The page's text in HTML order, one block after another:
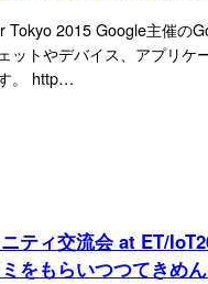
Tokyo 2015 Google主催の
ットやデバイス、アプリケ
。 http…
ティ交流会 at ET/
をもらいつつてきめ